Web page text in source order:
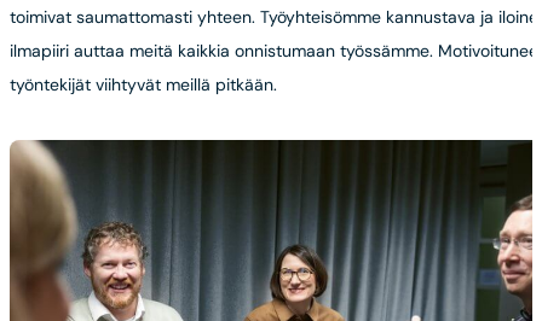
toimivat saumattomasti yhteen. Työyhteisömme kannustava ja
ilmapiiri auttaa meitä kaikkia onnistumaan työssämme.
työntekijät viihtyvät meillä pitkään.